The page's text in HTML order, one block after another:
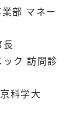
部 マネー
ク 訪問診
科学大